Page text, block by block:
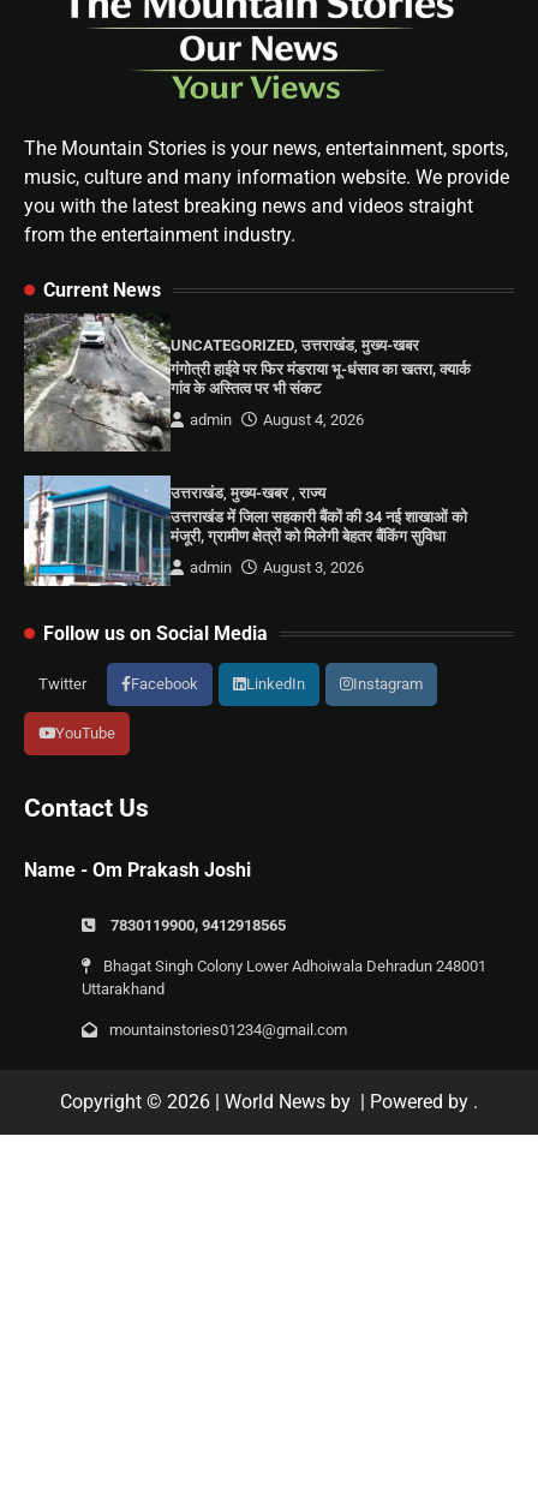
The Mountain Stories is your news, entertainment, sports,
music, culture and many information website. We provide
you with the latest breaking news and videos straight
from the entertainment industry.
Current News
UNCATEGORIZED ,उत्तराखंड,मुख्य-खबर
गंगोत्री हाईवे पर फिर मंडराया भू-धंसाव का खतरा, क्यार्क
गांव के अस्तित्व पर भी संकट
admin
August 4, 2026
उत्तराखंड,मुख्य-खबर,राज्य
उत्तराखंड में जिला सहकारी बैंकों की 34 नई शाखाओं को
मंजूरी, ग्रामीण क्षेत्रों को मिलेगी बेहतर बैंकिंग सुविधा
admin
August 3, 2026
Follow us on Social Media
Twitter Facebook LinkedIn Instagram
YouTube
Contact Us
Name - Om Prakash Joshi
7830119900, 9412918565
Bhagat Singh Colony Lower Adhoiwala Dehradun 248001
Uttarakhand
mountainstories01234@gmail.com
Copyright © 2026 | World News by | Powered by .